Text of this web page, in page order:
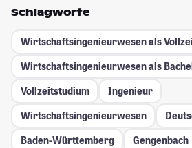
Schlagworte
Wirtschaftsingenieurwesen als
Wirtschaftsingenieurwesen als
Vollzeitstudium
Ingenieur
Wirtschaftsingenieurwesen
Baden-Württemberg
Gengenbach